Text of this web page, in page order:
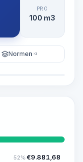
PRO
100 m3
Normen KI
52% €9.881,68